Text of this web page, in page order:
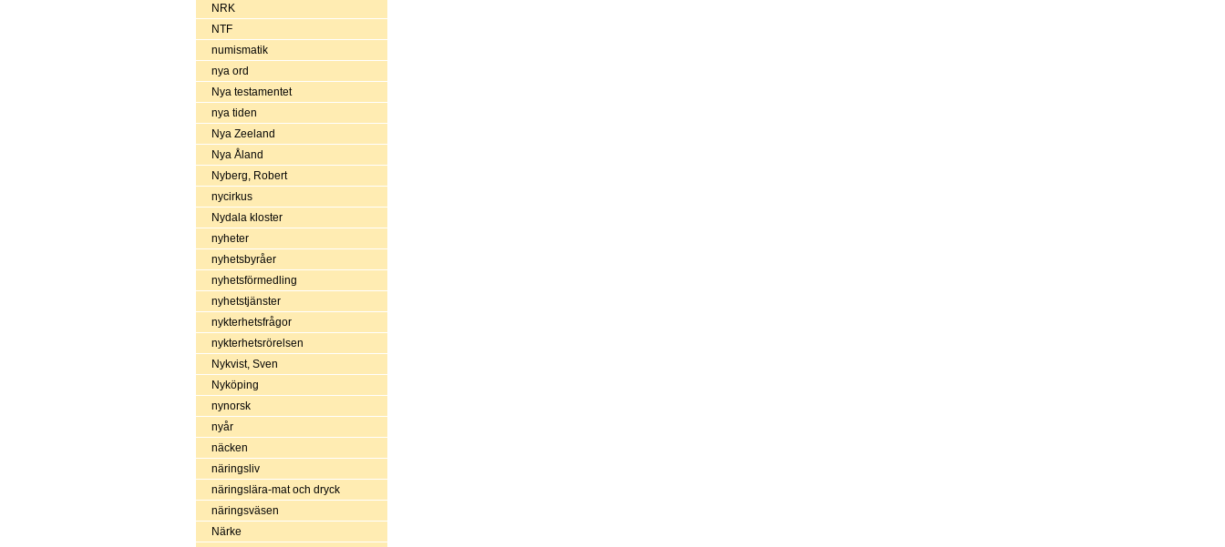
NRK
NTF
numismatik
nya ord
Nya testamentet
nya tiden
Nya Zeeland
Nya Åland
Nyberg, Robert
nycirkus
Nydala kloster
nyheter
nyhetsbyråer
nyhetsförmedling
nyhetstjänster
nykterhetsfrågor
nykterhetsrörelsen
Nykvist, Sven
Nyköping
nynorsk
nyår
näcken
näringsliv
näringslära-mat och dryck
näringsväsen
Närke